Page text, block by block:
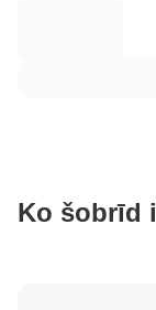
Ko šobrīd